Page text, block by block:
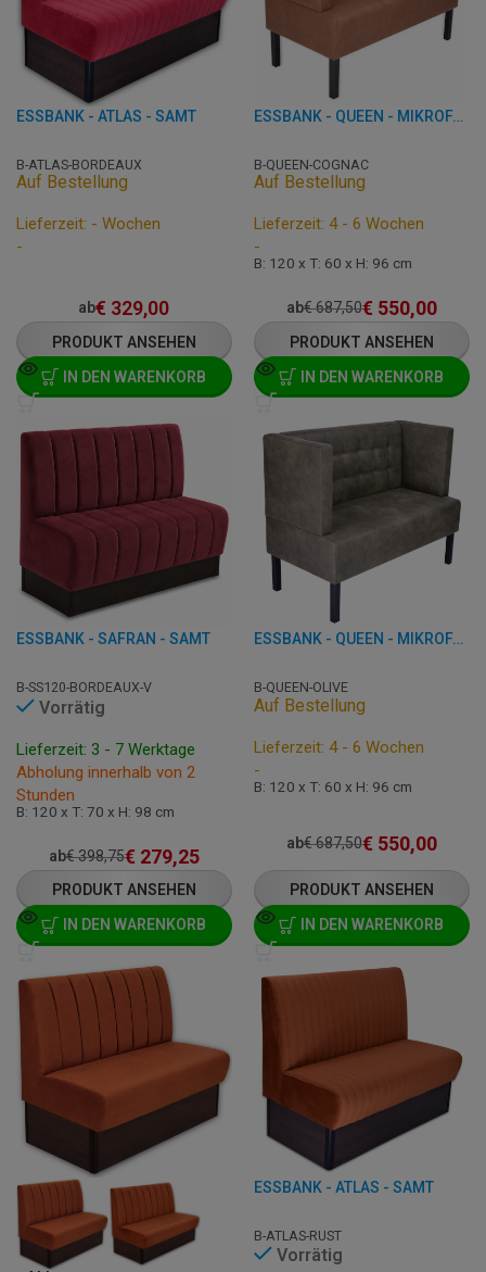
ESSBANK - ATLAS - SAMT
B-ATLAS-BORDEAUX
Auf Bestellung
Lieferzeit: - Wochen
-
ab€ 329,00
PRODUKT ANSEHEN
IN DEN WARENKORB
ESSBANK - QUEEN - MIKROFASER
B-QUEEN-COGNAC
Auf Bestellung
Lieferzeit: 4 - 6 Wochen
-
B: 120 x T: 60 x H: 96 cm
ab€687,50€ 550,00
PRODUKT ANSEHEN
IN DEN WARENKORB
ESSBANK - SAFRAN - SAMT
B-SS120-BORDEAUX-V
Vorrätig
Lieferzeit: 3 - 7 Werktage
Abholung innerhalb von 2
Stunden
B: 120 x T: 70 x H: 98 cm
ab€398,75€ 279,25
PRODUKT ANSEHEN
IN DEN WARENKORB
ESSBANK - QUEEN - MIKROFASER
B-QUEEN-OLIVE
Auf Bestellung
Lieferzeit: 4 - 6 Wochen
-
B: 120 x T: 60 x H: 96 cm
ab€687,50€ 550,00
PRODUKT ANSEHEN
IN DEN WARENKORB
ESSBANK - ATLAS - SAMT
B-ATLAS-RUST
Vorrätig